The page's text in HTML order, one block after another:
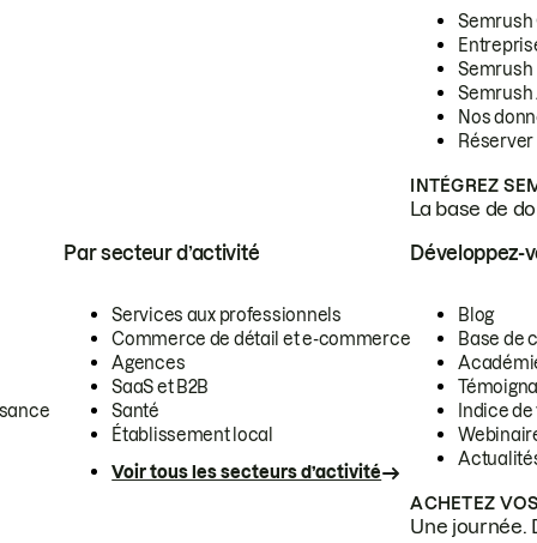
Semrush
Semrush
Semrush
Nos
INTÉGREZ
La base de
Par secteur d’activité
Services aux professionnels
Commerce de détail et e-commerce
Agences
SaaS et B2B
Santé
Établissement local
Voir tous les secteurs d’activité
Développez-
Blog
Base de
Indice
ACHETEZ
Une journée.